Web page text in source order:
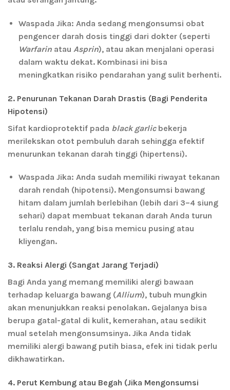
Waspada Jika: Anda sedang mengonsumsi obat
pengencer darah dosis tinggi dari dokter (seperti
Warfarinatau Asprin), atau akan menjalani operasi
dalam waktu dekat. Kombinasi ini bisa
meningkatkan risiko pendarahan yang sulit berhenti.
2. Penurunan Tekanan Darah Drastis (Bagi Penderita
Hipotensi)
Sifat kardioprotektif pada black garlicbekerja
merilekskan otot pembuluh darah sehingga efektif
menurunkan tekanan darah tinggi (hipertensi).
Waspada Jika: Anda sudah memiliki riwayat tekanan
darah rendah (hipotensi). Mengonsumsi bawang
hitam dalam jumlah berlebihan (lebih dari 3–4 siung
sehari) dapat membuat tekanan darah Anda turun
terlalu rendah, yang bisa memicu pusing atau
kliyengan.
3. Reaksi Alergi (Sangat Jarang Terjadi)
Bagi Anda yang memang memiliki alergi bawaan
terhadap keluarga bawang (Allium), tubuh mungkin
akan menunjukkan reaksi penolakan. Gejalanya bisa
berupa gatal-gatal di kulit, kemerahan, atau sedikit
mual setelah mengonsumsinya. Jika Anda tidak
memiliki alergi bawang putih biasa, efek ini tidak perlu
dikhawatirkan.
4. Perut Kembung atau Begah (Jika Mengonsumsi